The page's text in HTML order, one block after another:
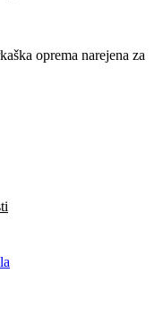
oprema narejena za